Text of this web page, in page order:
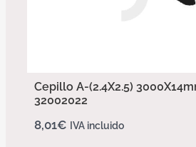
Cepillo A-(2.4X2.5)
32002022
8,01€ IVA incluido